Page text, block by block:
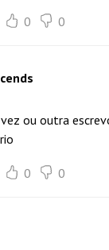
0 0
ou outra
0 0